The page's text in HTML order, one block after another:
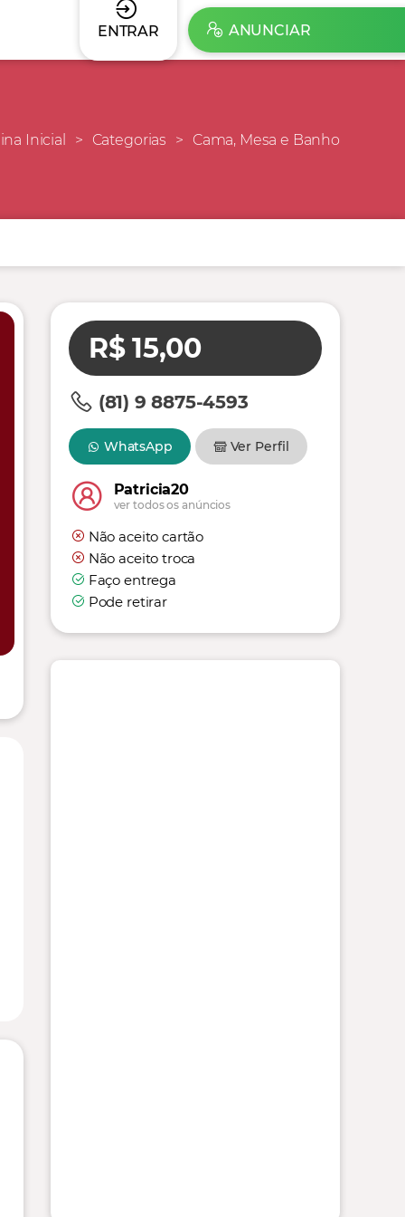
ENTRAR ANUNCIAR
Inicial Categorias Cama, Mesa e Banho
R$ 15,00
(81) 9 8875-4593
WhatsApp Ver Perfil
Patricia20
ver todos os anúncios
Não aceito cartão
Não aceito troca
Faço entrega
Pode retirar